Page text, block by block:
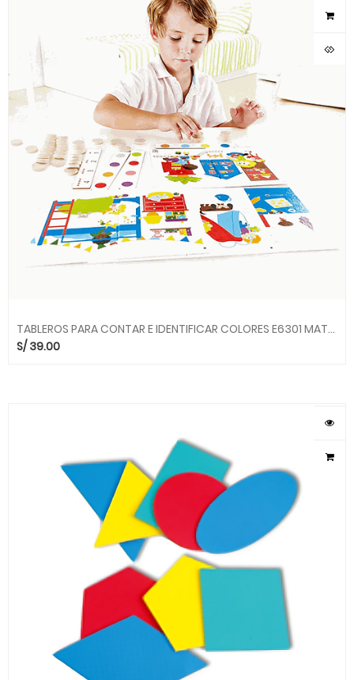
TABLEROS PARA CONTAR E IDENTIFICAR COLORES E6301 MATEMATICAS HAPE
S/39.00